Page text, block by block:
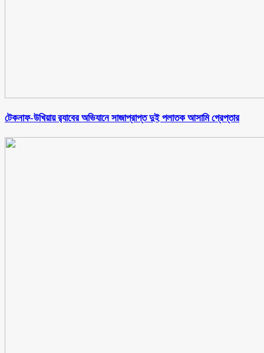
টেকনাফ-উখিয়ায় র‌্যাবের অভিযানে সাজাপ্রাপ্ত দুই পলাতক আসামি গ্রেপ্তার